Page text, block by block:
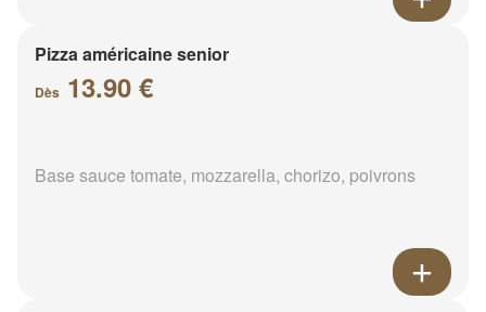
Pizza américaine senior
Dès 13.90 €
Base sauce tomate, mozzarella, chorizo, poivrons